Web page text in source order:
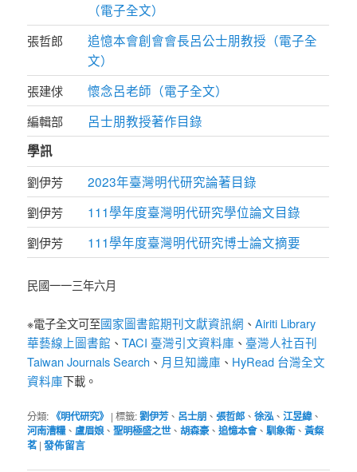
（電子全文）
張哲郎
追憶本會創會會長呂公士朋教授（電子全
文）
張建俅 懷念呂老師（電子全文）
編輯部
呂士朋教授著作目錄
學訊
劉伊芳 2023年臺灣明代研究論著目錄
劉伊芳 111學年度臺灣明代研究學位論文目錄
劉伊芳 111學年度臺灣明代研究博士論文摘要
民國一一三年六月
※電子全文可至國家圖書館期刊文獻資訊網 、Airiti Library
華藝線上圖書館 、TACI 臺灣引文資料庫 、 臺灣人社百刊
Taiwan Journals Search 、 月旦知識庫 、 HyRead 台灣全文
資料庫下載。
分類: 《明代研究》 |標籤:劉伊芳、 呂士朋 、張哲郎 、徐泓、江昱緯、
河南漕糧、 盧眉娘 、聖明極盛之世、胡森豪、追憶本會、馴象衛、黃粲
茗 |發佈留言